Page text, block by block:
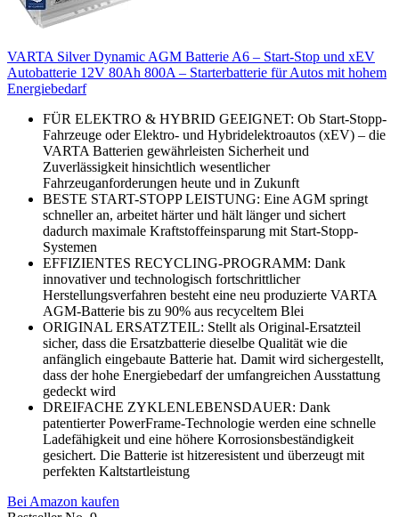
VARTA Silver Dynamic AGM Batterie A6 – Start-Stop und xEV
Autobatterie 12V 80Ah 800A – Starterbatterie für Autos mit hohem
Energiebedarf
FÜR ELEKTRO & HYBRID GEEIGNET: Ob Start-Stopp-
Fahrzeuge oder Elektro- und Hybridelektroautos (xEV) – die
VARTA Batterien gewährleisten Sicherheit und
Zuverlässigkeit hinsichtlich wesentlicher
Fahrzeuganforderungen heute und in Zukunft
BESTE START-STOPP LEISTUNG: Eine AGM springt
schneller an, arbeitet härter und hält länger und sichert
dadurch maximale Kraftstoffeinsparung mit Start-Stopp-
Systemen
EFFIZIENTES RECYCLING-PROGRAMM: Dank
innovativer und technologisch fortschrittlicher
Herstellungsverfahren besteht eine neu produzierte VARTA
AGM-Batterie bis zu 90% aus recyceltem Blei
ORIGINAL ERSATZTEIL: Stellt als Original-Ersatzteil
sicher, dass die Ersatzbatterie dieselbe Qualität wie die
anfänglich eingebaute Batterie hat. Damit wird sichergestellt,
dass der hohe Energiebedarf der umfangreichen Ausstattung
gedeckt wird
DREIFACHE ZYKLENLEBENSDAUER: Dank
patentierter PowerFrame-Technologie werden eine schnelle
Ladefähigkeit und eine höhere Korrosionsbeständigkeit
gesichert. Die Batterie ist hitzeresistent und überzeugt mit
perfekten Kaltstartleistung
Bei Amazon kaufen